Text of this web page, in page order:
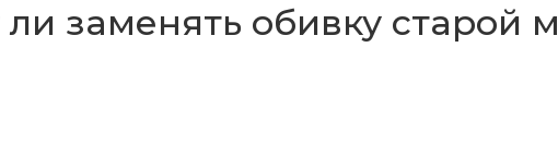
ли заменять обивку старой